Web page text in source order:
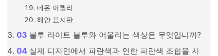
네온 아퀼라
해안 표지판
블루 라이트 블루와 어울리는 색상은 무엇입니까?
실제 디자인에서 파란색과 연한 파란색 조합을 사